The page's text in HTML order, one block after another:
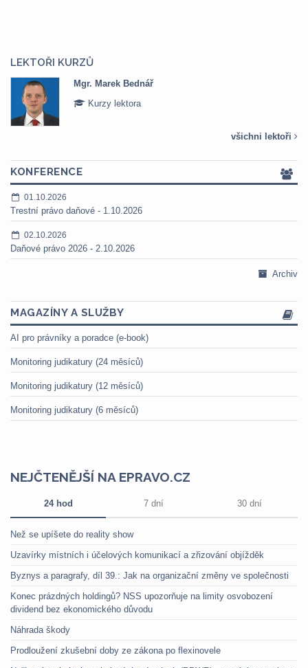
LEKTOŘI KURZŮ
Mgr. Marek Bednář
Kurzy lektora
všichni lektoři
KONFERENCE
01.10.2026
Trestní právo daňové - 1.10.2026
02.10.2026
Daňové právo 2026 - 2.10.2026
Archiv
MAGAZÍNY A SLUŽBY
AI pro právníky a poradce (e-book)
Monitoring judikatury (24 měsíců)
Monitoring judikatury (12 měsíců)
Monitoring judikatury (6 měsíců)
NEJČTENĚJŠÍ NA EPRAVO.CZ
24 hod 7 dní 30 dní
Než se upíšete do reality show
Uzavírky místních i účelových komunikací a zřizování objížděk
Byznys a paragrafy, díl 39.: Jak na organizační změny ve společnosti
Konec prázdných holdingů? NSS upozorňuje na limity osvobození
dividend bez ekonomického důvodu
Náhrada škody
Prodloužení zkušební doby ze zákona po flexinovele